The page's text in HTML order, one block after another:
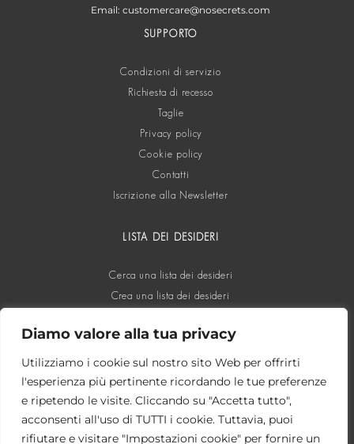
Diamo valore alla tua privacy
Utilizziamo i cookie sul nostro sito Web per offrirti
l'esperienza più pertinente ricordando le tue preferenze
e ripetendo le visite. Cliccando su "Accetta tutto",
acconsenti all'uso di TUTTI i cookie. Tuttavia, puoi
rifiutare e visitare "Impostazioni cookie" per fornire un
Email: customercare@nosecrets.com
SUPPORTO
Condizioni di servizio
Richiesta di recesso
Taglie
Privacy policy
Cookie policy
Contatti
Iscrizione alla Newsletter
LISTA DEI DESIDERI
Cerca una lista dei desideri
Crea una lista dei desideri
SOCIAL